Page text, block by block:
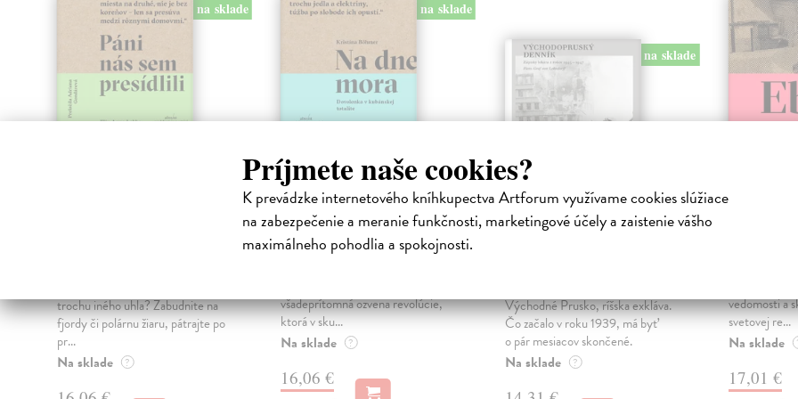
Príjmete naše cookies?
K prevádzke internetového kníhkupectva Artforum využívame cookies slúžiace
na zabezpečenie a meranie funkčnosti, marketingové účely a zaistenie vášho
maximálneho pohodlia a spokojnosti.
na sklade
trochu iného uhla? Zabudnite na
fjordy či polárnu žiaru, pátrajte po
pr...
Na sklade ?
na sklade
Na dne mora
Böhmer Kristína| Kniha
všadeprítomná ozvena revolúcie,
ktorá v sku...
Na sklade ?
16,06 €
na sklade
Východopruský
Východné Prusko, ríšska exkláva.
Čo začalo v roku 1939, má byť
o pár mesiacov skončené.
Na sklade ?
Čo vlastne
vedomosti a
svetovej re...
Na sklade
17,01 €